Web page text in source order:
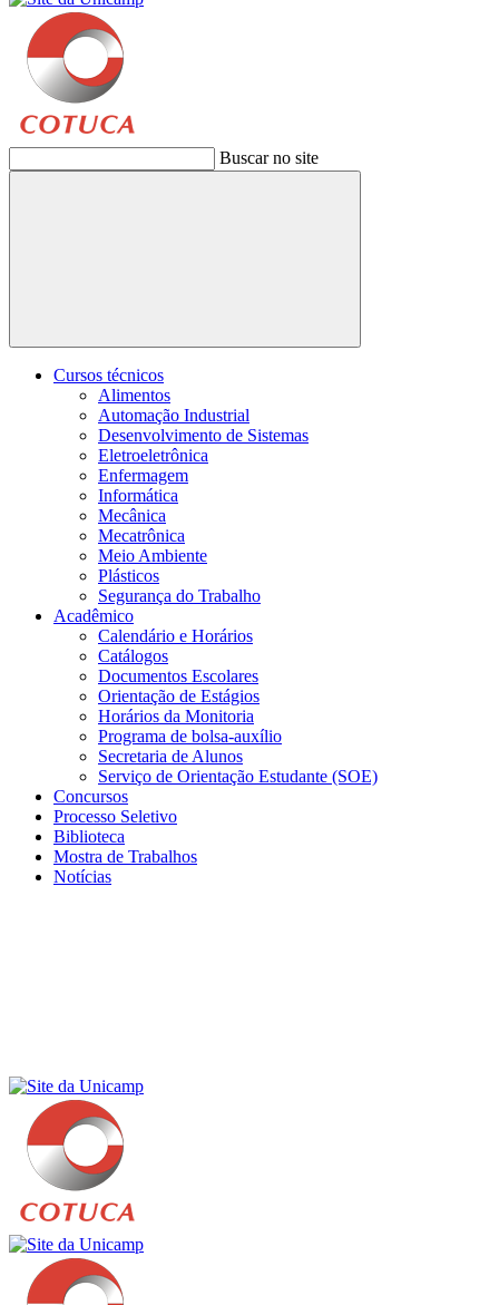
Buscar no site
Buscar
Cursos técnicos
Alimentos
Automação Industrial
Desenvolvimento de Sistemas
Eletroeletrônica
Enfermagem
Informática
Mecânica
Mecatrônica
Meio Ambiente
Plásticos
Segurança do Trabalho
Acadêmico
Calendário e Horários
Catálogos
Documentos Escolares
Orientação de Estágios
Horários da Monitoria
Programa de bolsa-auxílio
Secretaria de Alunos
Serviço de Orientação Estudante (SOE)
Concursos
Processo Seletivo
Biblioteca
Mostra de Trabalhos
Notícias